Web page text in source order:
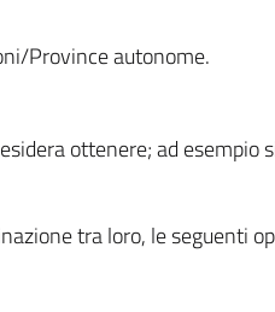
Province autonome.
ottenere; ad esempio
tra loro, le seguenti